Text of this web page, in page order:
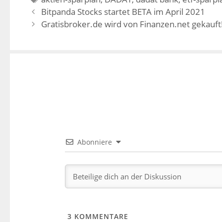
Bitpanda Stocks startet BETA im April 2021
Gratisbroker.de wird von Finanzen.net
Abonniere
3 KOMMENTARE